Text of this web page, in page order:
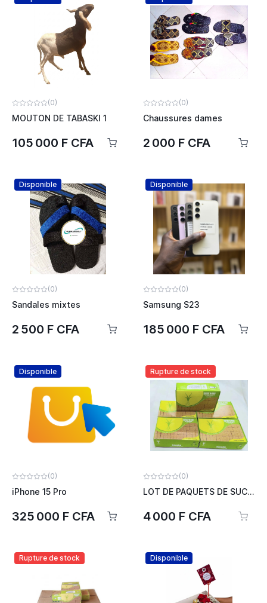
(0)
MOUTON DE TABASKI 1
105 000 F CFA
(0)
Chaussures dames
2 000 F CFA
Disponible
(0)
Sandales mixtes
2 500 F CFA
Disponible
(0)
Samsung S23
185 000 F CFA
Disponible
(0)
iPhone 15 Pro
325 000 F CFA
Rupture de stock
(0)
LOT DE PAQUETS DE SUCRE SN SOCUCO
4 000 F CFA
Rupture de stock Disponible